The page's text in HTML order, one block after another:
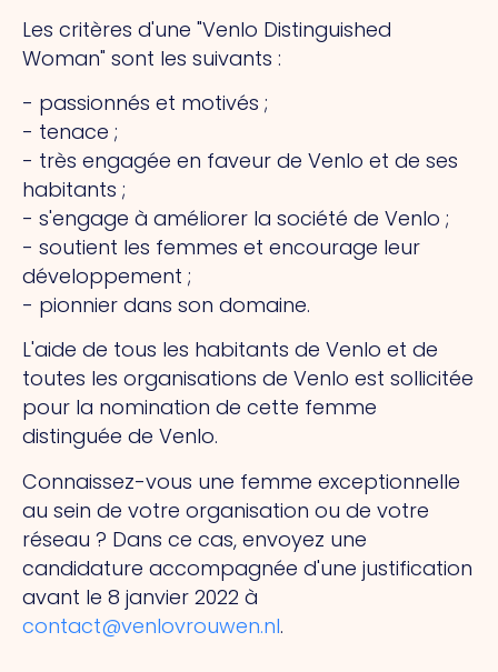
Les critères d'une "Venlo Distinguished
Woman" sont les suivants :
- passionnés et motivés ;
- tenace ;
- très engagée en faveur de Venlo et de ses
habitants ;
- s'engage à améliorer la société de Venlo ;
- soutient les femmes et encourage leur
développement ;
- pionnier dans son domaine.
L'aide de tous les habitants de Venlo et de
toutes les organisations de Venlo est sollicitée
pour la nomination de cette femme
distinguée de Venlo.
Connaissez-vous une femme exceptionnelle
au sein de votre organisation ou de votre
réseau ? Dans ce cas, envoyez une
candidature accompagnée d'une justification
avant le 8 janvier 2022 à
contact@venlovrouwen.nl.